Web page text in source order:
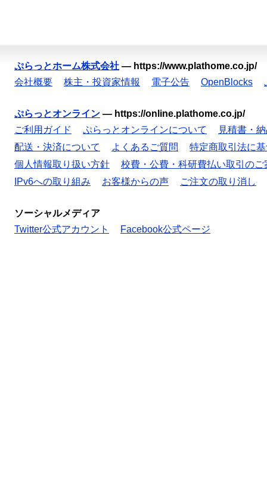
ぷらっとホーム株式会社 — https://www.plathome.co.jp/
会社概要
株主・投資家情報 電子公告 OpenBlocks
ぷらっとオンライン — https://online.plathome.co.jp/
ご利用ガイド
ぷらっとオンラインについて
見積書・
配送・決済について
よくあるご質問
特定商取引法に
個人情報取り扱い方針
校費・公費・科研費払い取引のご
IPv6への取り組み
お客様からの声 ご注文の取り消し
ソーシャルメディア
Twitter公式アカウント
Facebook公式ページ